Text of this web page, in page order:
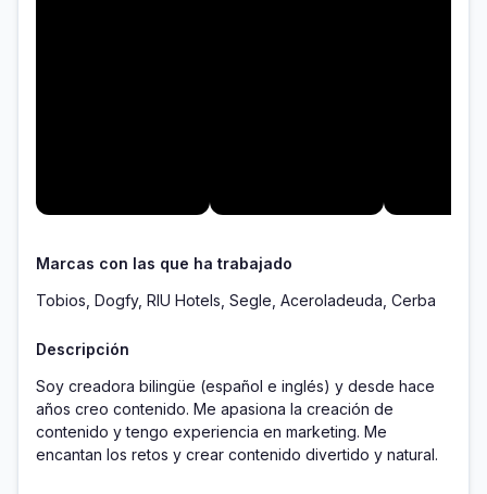
Marcas con las que ha trabajado
Tobios, Dogfy, RIU Hotels, Segle, Aceroladeuda, Cerba
Descripción
Soy creadora bilingüe (español e inglés) y desde hace
años creo contenido. Me apasiona la creación de
contenido y tengo experiencia en marketing. Me
encantan los retos y crear contenido divertido y natural.